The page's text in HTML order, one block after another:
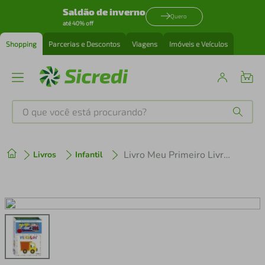
Saldão de inverno
até 40% off
Quero
Shopping Parcerias e Descontos Viagens Imóveis e Veículos
O que você está procurando?
Livros Infantil Livro Meu Primeiro Livro De Encaixe - Veículos
2º cafeteira
3º